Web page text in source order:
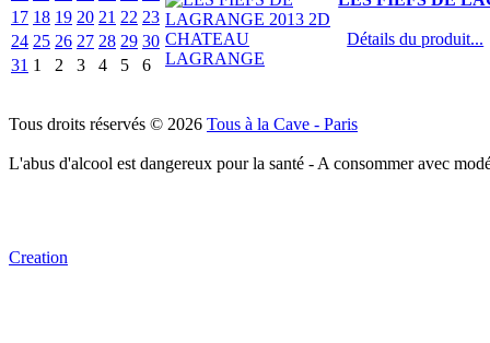
17 18 19 20 21 22 23
24 25 26 27 28 29 30
31 1 2 3 4 5 6
Détails du produit...
Tous droits réservés © 2026 Tous à la Cave - Paris
L'abus d'alcool est dangereux pour la santé - A consommer avec
Creation